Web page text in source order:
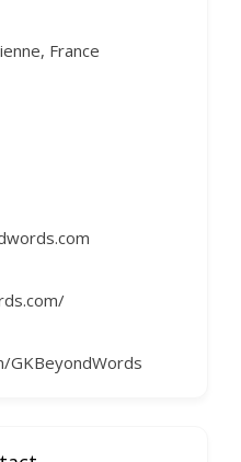
France
GKBeyondWords